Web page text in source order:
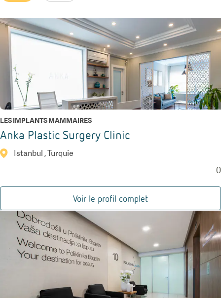
LES IMPLANTS MAMMAIRES
Anka Plastic Surgery Clinic
Istanbul , Turquie
0
Voir le profil complet